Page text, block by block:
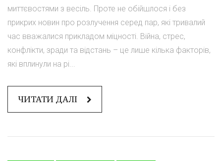
миттєвостями з весіль. Проте не обійшлося і без
прикрих новин про розлучення серед пар, які тривалий
час вважалися прикладом міцності. Війна, стрес,
конфлікти, зради та відстань – це лише кілька факторів,
які вплинули на рі...
ЧИТАТИ ДАЛІ